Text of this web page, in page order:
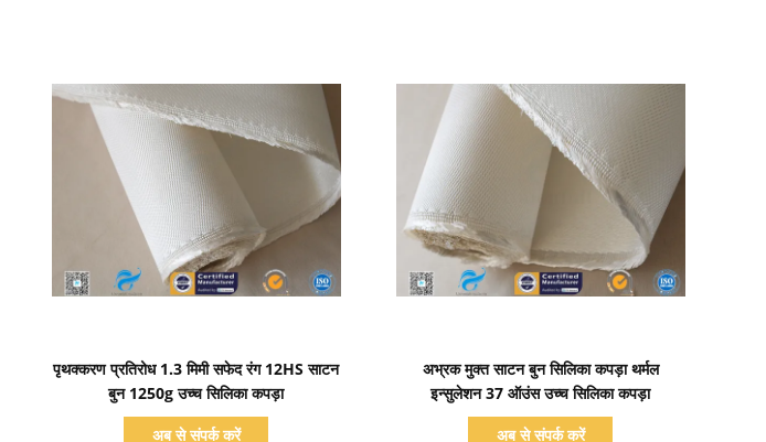
प्रदर्शन का विवरण
पृथक्करण प्रतिरोध 1.3 मिमी सफेद रंग 12HS साटन
बुन 1250g उच्च सिलिका कपड़ा
अब से संपर्क करें
प्रदर्शन का विवरण
अभ्रक मुक्त साटन बुन सिलिका कपड़ा थर्मल
इन्सुलेशन 37 ऑउंस उच्च सिलिका कपड़ा
अब से संपर्क करें